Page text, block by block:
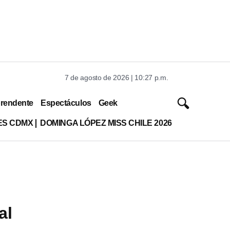
7 de agosto de 2026 | 10:27 p.m.
Espectáculos Geek
CDMX DOMINGA LÓPEZ MISS CHILE 2026